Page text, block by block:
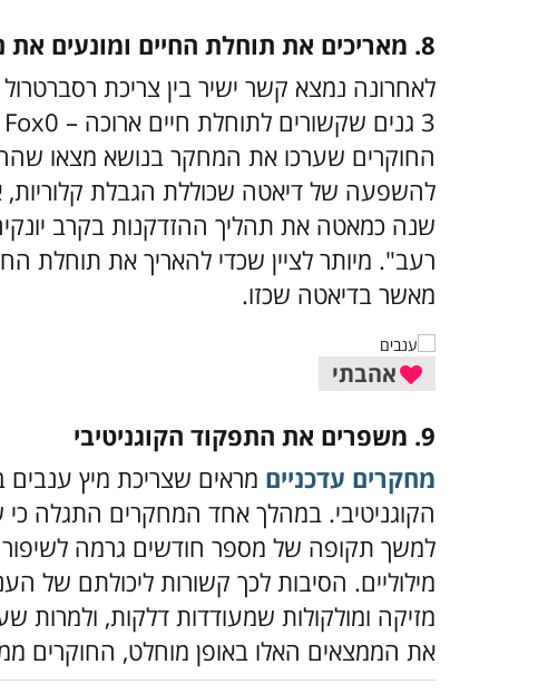
8. מאריכים את תוחלת החיים ומונעים את נזקי הזקנה
לאחרונה נמצא קשר ישיר בין צריכת
החוקרים שערכו את המחקר בנושא מצאו
שנה כמאטה את תהליך ההזדקנות בקרב
רעב". מיותר לציין שכדי להאריך את תוחלת
מאשר בדיאטה שכזו.
אהבתי
9. משפרים את התפקוד הקוגניטיבי
מחקרים עדכניים מראים שצריכת מיץ ענבים
למשך תקופה של מספר חודשים גרמה
מילוליים. הסיבות לכך קשורות ליכולתם של
מזיקה ומולקולות שמעודדות דלקות, ולמרות
את הממצאים האלו באופן מוחלט, החוקרים